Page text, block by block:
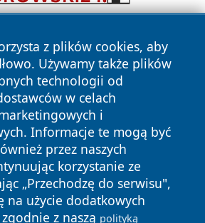
z plików cookies, aby
Używamy także plików
technologii od
w celach
i
Informacje te mogą być
przez naszych
korzystanie ze
„Przechodzę do serwisu",
na użycie dodatkowych
z naszą polityką
Wszystkie prawa
Polityka
Cookies